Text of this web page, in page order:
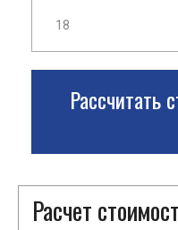
Рассчитать
Расчет